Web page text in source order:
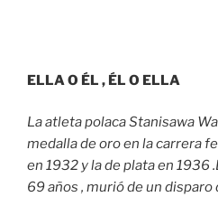
ELLA O ÉL , ÉL O ELLA
La atleta polaca Stanisawa
medalla de oro en la carrera
en 1932 y la de plata en 1936
69 años , murió de un